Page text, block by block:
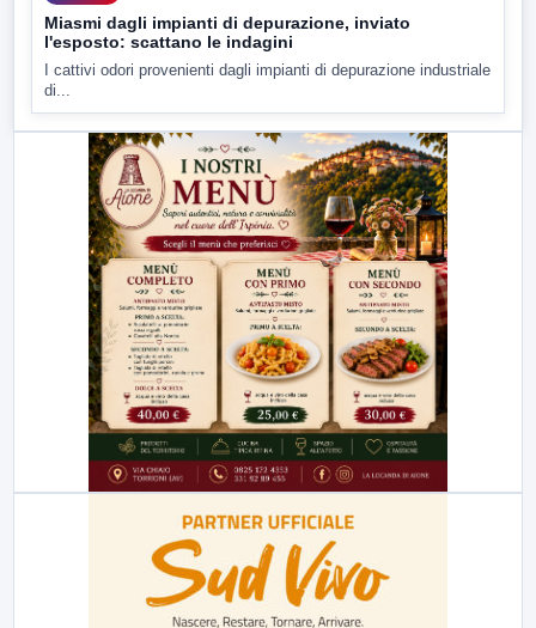
Miasmi dagli impianti di depurazione, inviato
l'esposto: scattano le indagini
I cattivi odori provenienti dagli impianti di depurazione industriale
di...